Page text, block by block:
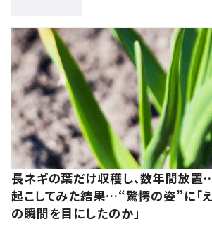
長ネギの葉だけ収穫し、数年間放置
起こしてみた結果…“驚愕の姿”に「え
の瞬間を目にしたのか」